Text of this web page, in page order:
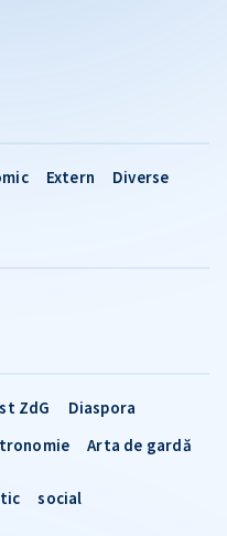
Extern Diverse
ZdG
Diaspora
Arta de gardă
social